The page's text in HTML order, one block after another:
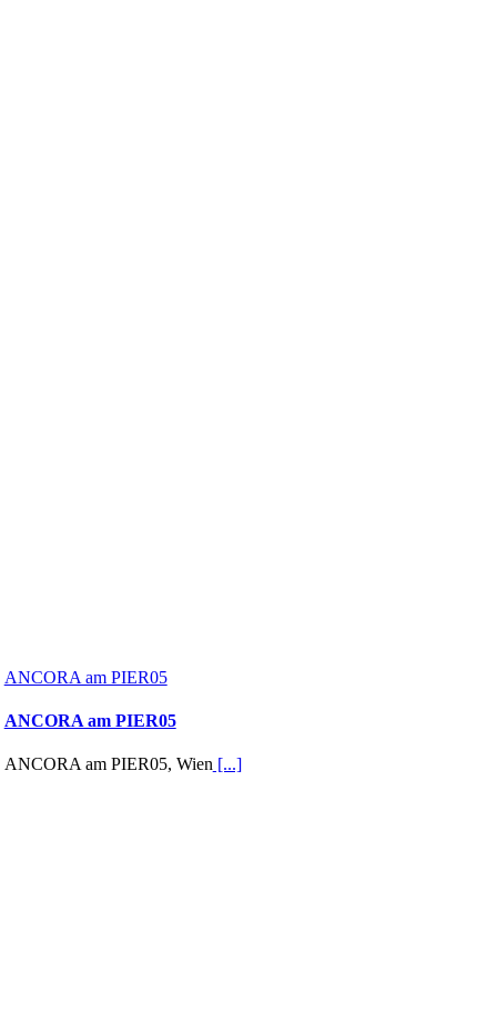
ANCORA am PIER05
ANCORA am PIER05
ANCORA am PIER05, Wien [...]